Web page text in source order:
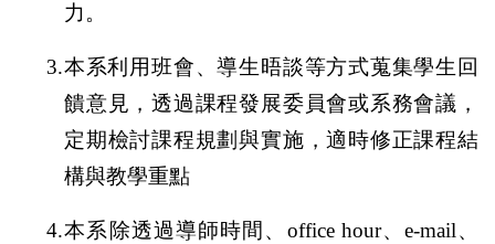
力。
3.本系利用班會、導生晤談等方式蒐集學生回
饋意見，透過課程發展委員會或系務會議，
定期檢討課程規劃與實施，適時修正課程結
構與教學重點
4.本系除透過導師時間、 office hour、 e-mail、